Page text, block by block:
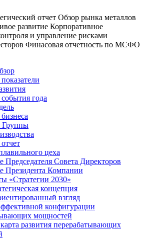
отчет Обзор рынка металлов
развитие Корпоративное
и управление рисками
Финасовая отчетность по МСФО
года
Группы
цеха
Председателя Совета Директоров
Президента Компании
«Стратегии 2030»
концепция
взгляд
конфигурации
мощностей
развития перерабатывающих